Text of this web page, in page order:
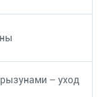
– уход